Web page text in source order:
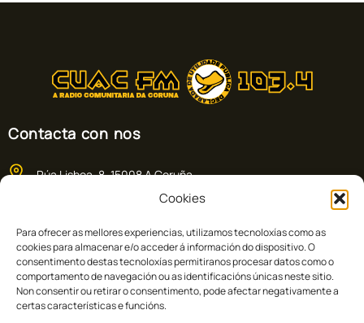
Cookies
Para ofrecer as mellores experiencias, utilizamos tecnoloxías como as
cookies para almacenar e/o acceder á información do dispositivo. O
consentimento destas tecnoloxías permitiranos procesar datos como o
comportamento de navegación ou as identificacións únicas neste sitio.
Non consentir ou retirar o consentimento, pode afectar negativamente a
certas características e funcións.
Contacta con nos
Rúa Lisboa, 8, 15008 A Coruña
Directos: 881 01 22 32
Xerencia: 981 14 00 45